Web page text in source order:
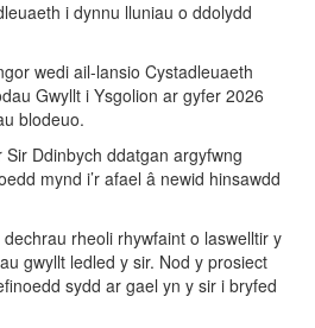
i dynnu lluniau o ddolydd
wedi ail-lansio Cystadleuaeth
Gwyllt i Ysgolion ar gyfer 2026
blodeuo.
Ddinbych ddatgan argyfwng
mynd i’r afael â newid hinsawdd
rheoli rhywfaint o laswelltir y
gwyllt ledled y sir. Nod y prosiect
sydd ar gael yn y sir i bryfed